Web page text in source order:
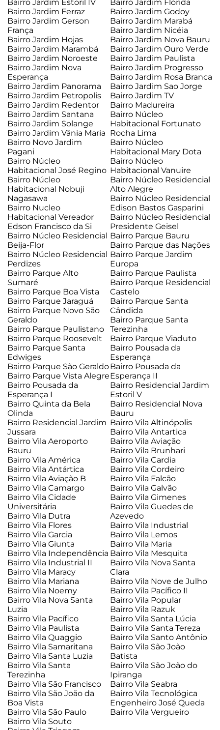
Bairro Jardim Estoril IV
Bairro Jardim Ferraz
Bairro Jardim Flórida
Bairro Jardim Gerson
França
Bairro Jardim Godoy
Bairro Jardim Hojas
Bairro Jardim Marabá
Bairro Jardim Marambá
Bairro Jardim Nicéia
Bairro Jardim Noroeste
Bairro Jardim Nova Bauru
Bairro Jardim Nova
Esperança
Bairro Jardim Ouro Verde
Bairro Jardim Panorama
Bairro Jardim Paulista
Bairro Jardim Petropolis
Bairro Jardim Progresso
Bairro Jardim Redentor
Bairro Jardim Rosa Branca
Bairro Jardim Santana
Bairro Jardim Sao Jorge
Bairro Jardim Solange
Bairro Jardim TV
Bairro Jardim Vânia Maria
Bairro Madureira
Bairro Novo Jardim
Pagani
Bairro Núcleo
Habitacional Fortunato
Rocha Lima
Bairro Núcleo
Habitacional José Regino
Bairro Núcleo
Habitacional Mary Dota
Bairro Núcleo
Habitacional Nobuji
Nagasawa
Bairro Núcleo
Habitacional Vanuire
Bairro Nucleo
Habitacional Vereador
Edson Francisco da Si
Bairro Núcleo Residencial
Alto Alegre
Bairro Núcleo Residencial
Beija-Flor
Bairro Núcleo Residencial
Edison Bastos Gasparini
Bairro Núcleo Residencial
Perdizes
Bairro Núcleo Residencial
Presidente Geisel
Bairro Parque Alto
Sumaré
Bairro Parque Bauru
Bairro Parque Boa Vista
Bairro Parque das Nações
Bairro Parque Jaraguá
Bairro Parque Jardim
Europa
Bairro Parque Novo São
Geraldo
Bairro Parque Paulista
Bairro Parque Paulistano
Bairro Parque Residencial
Castelo
Bairro Parque Roosevelt
Bairro Parque Santa
Cândida
Bairro Parque Santa
Edwiges
Bairro Parque Santa
Terezinha
Bairro Parque São Geraldo
Bairro Parque Viaduto
Bairro Parque Vista Alegre
Bairro Pousada da
Esperança
Bairro Pousada da
Esperança I
Bairro Pousada da
Esperança II
Bairro Quinta da Bela
Olinda
Bairro Residencial Jardim
Estoril V
Bairro Residencial Jardim
Jussara
Bairro Residencial Nova
Bauru
Bairro Vila Aeroporto
Bauru
Bairro Vila Altinópolis
Bairro Vila América
Bairro Vila Antartica
Bairro Vila Antártica
Bairro Vila Aviação
Bairro Vila Aviação B
Bairro Vila Brunhari
Bairro Vila Camargo
Bairro Vila Cardia
Bairro Vila Cidade
Universitária
Bairro Vila Cordeiro
Bairro Vila Dutra
Bairro Vila Falcão
Bairro Vila Flores
Bairro Vila Galvão
Bairro Vila Garcia
Bairro Vila Gimenes
Bairro Vila Giunta
Bairro Vila Guedes de
Azevedo
Bairro Vila Independência
Bairro Vila Industrial
Bairro Vila Industrial II
Bairro Vila Lemos
Bairro Vila Maracy
Bairro Vila Maria
Bairro Vila Mariana
Bairro Vila Mesquita
Bairro Vila Noemy
Bairro Vila Nova Santa
Clara
Bairro Vila Nova Santa
Luzia
Bairro Vila Nove de Julho
Bairro Vila Pacífico
Bairro Vila Pacífico II
Bairro Vila Paulista
Bairro Vila Popular
Bairro Vila Quaggio
Bairro Vila Razuk
Bairro Vila Samaritana
Bairro Vila Santa Lúcia
Bairro Vila Santa Luzia
Bairro Vila Santa Tereza
Bairro Vila Santa
Terezinha
Bairro Vila Santo Antônio
Bairro Vila São Francisco
Bairro Vila São João
Batista
Bairro Vila São João da
Boa Vista
Bairro Vila São João do
Ipiranga
Bairro Vila São Paulo
Bairro Vila Seabra
Bairro Vila Souto
Bairro Vila Tecnológica
Engenheiro José Queda
Bairro Vila Vergueiro